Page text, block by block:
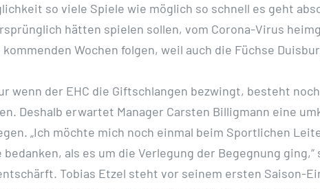
so viele Spiele wie möglich so schnell es geht
hätten spielen sollen, vom Corona-Virus
Wochen folgen, weil auch die Füchse
wenn der EHC die Giftschlangen bezwingt, besteht
Deshalb erwartet Manager Carsten Billigmann eine
„Ich möchte mich noch einmal beim Sportlichen
als es um die Verlegung der Begegnung ging,“
Tobias Etzel steht vor seinem ersten Saison-